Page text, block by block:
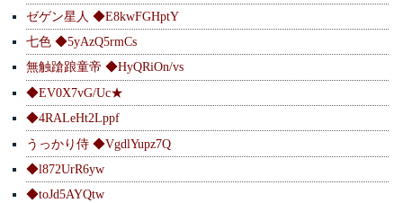
ゼゲン星人 ◆E8kwFGHptY
七色 ◆5yAzQ5rmCs
無触蹌踉童帝 ◆HyQRiOn/vs
◆EV0X7vG/Uc★
◆4RALeHt2Lppf
うっかり侍 ◆VgdlYupz7Q
◆l872UrR6yw
◆toJd5AYQtw